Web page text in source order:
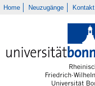
Home Neuzugänge Kontakt